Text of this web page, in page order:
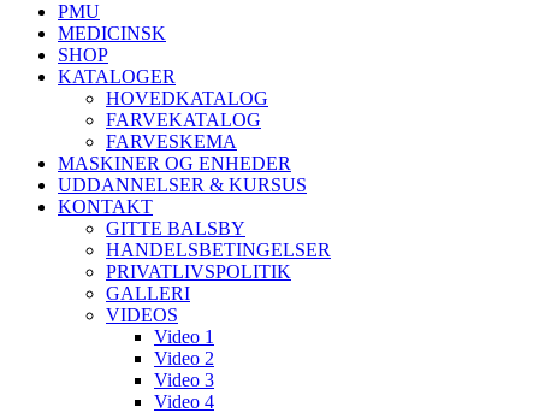
PMU
MEDICINSK
SHOP
KATALOGER
HOVEDKATALOG
FARVEKATALOG
FARVESKEMA
MASKINER OG ENHEDER
UDDANNELSER & KURSUS
KONTAKT
GITTE BALSBY
HANDELSBETINGELSER
PRIVATLIVSPOLITIK
GALLERI
VIDEOS
Video 1
Video 2
Video 3
Video 4